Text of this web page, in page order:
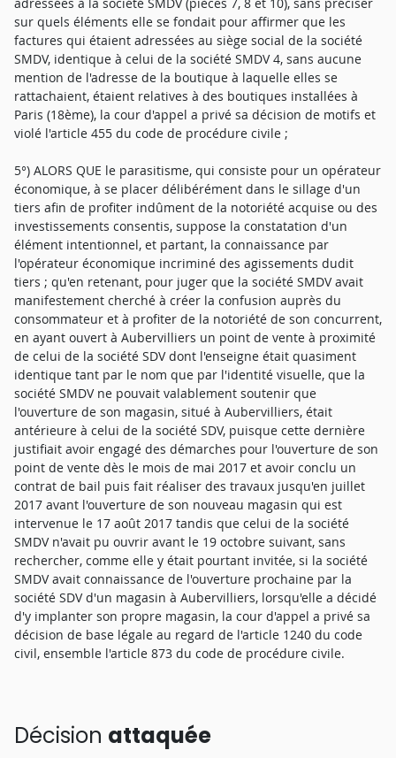
sur quels éléments elle se fondait pour affirmer que les
factures qui étaient adressées au siège social de la société
SMDV, identique à celui de la société SMDV 4, sans aucune
mention de l'adresse de la boutique à laquelle elles se
rattachaient, étaient relatives à des boutiques installées à
Paris (18ème), la cour d'appel a privé sa décision de motifs et
violé l'article 455 du code de procédure civile ;
5°) ALORS QUE le parasitisme, qui consiste pour un opérateur
économique, à se placer délibérément dans le sillage d'un
tiers afin de profiter indûment de la notoriété acquise ou des
investissements consentis, suppose la constatation d'un
élément intentionnel, et partant, la connaissance par
l'opérateur économique incriminé des agissements dudit
tiers ; qu'en retenant, pour juger que la société SMDV avait
manifestement cherché à créer la confusion auprès du
consommateur et à profiter de la notoriété de son concurrent,
en ayant ouvert à Aubervilliers un point de vente à proximité
de celui de la société SDV dont l'enseigne était quasiment
identique tant par le nom que par l'identité visuelle, que la
société SMDV ne pouvait valablement soutenir que
l'ouverture de son magasin, situé à Aubervilliers, était
antérieure à celui de la société SDV, puisque cette dernière
justifiait avoir engagé des démarches pour l'ouverture de son
point de vente dès le mois de mai 2017 et avoir conclu un
contrat de bail puis fait réaliser des travaux jusqu'en juillet
2017 avant l'ouverture de son nouveau magasin qui est
intervenue le 17 août 2017 tandis que celui de la société
SMDV n'avait pu ouvrir avant le 19 octobre suivant, sans
rechercher, comme elle y était pourtant invitée, si la société
SMDV avait connaissance de l'ouverture prochaine par la
société SDV d'un magasin à Aubervilliers, lorsqu'elle a décidé
d'y implanter son propre magasin, la cour d'appel a privé sa
décision de base légale au regard de l'article 1240 du code
civil, ensemble l'article 873 du code de procédure civile.
Décision attaquée